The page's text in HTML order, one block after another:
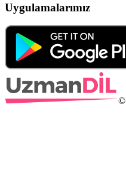
Uygulamalarımız
©